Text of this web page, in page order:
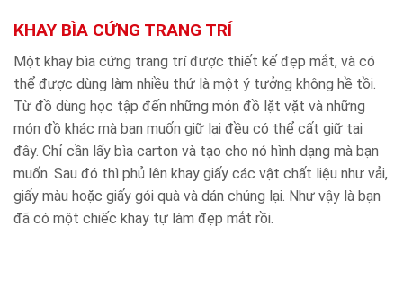
KHAY BÌA CỨNG TRANG TRÍ
Một khay bìa cứng trang trí được thiết kế đẹp mắt, và có
thể được dùng làm nhiều thứ là một ý tưởng không hề tồi.
Từ đồ dùng học tập đến những món đồ lặt vặt và những
món đồ khác mà bạn muốn giữ lại đều có thể cất giữ tại
đây. Chỉ cần lấy bìa carton và tạo cho nó hình dạng mà bạn
muốn. Sau đó thì phủ lên khay giấy các vật chất liệu như vải,
giấy màu hoặc giấy gói quà và dán chúng lại. Như vậy là bạn
đã có một chiếc khay tự làm đẹp mắt rồi.